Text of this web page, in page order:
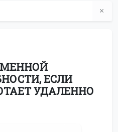
ЕСЛИ
УДАЛЕННО